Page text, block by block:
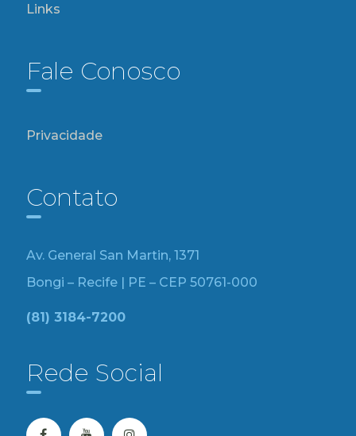
Links
Fale Conosco
Privacidade
Contato
Av. General San Martin, 1371
Bongi – Recife | PE – CEP 50761-000
(81) 3184-7200
Rede Social